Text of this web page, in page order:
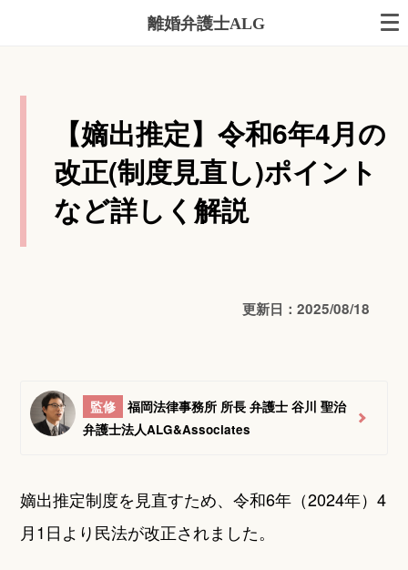
離婚弁護士ALG
【嫡出推定】令和6年4月の
改正(制度見直し)ポイント
など詳しく解説
更新日：2025/08/18
監修
福岡法律事務所 所長 弁護士 谷川 聖治
弁護士法人ALG&Associates
嫡出推定制度を見直すため、令和6年（2024年）4
月1日より民法が改正されました。